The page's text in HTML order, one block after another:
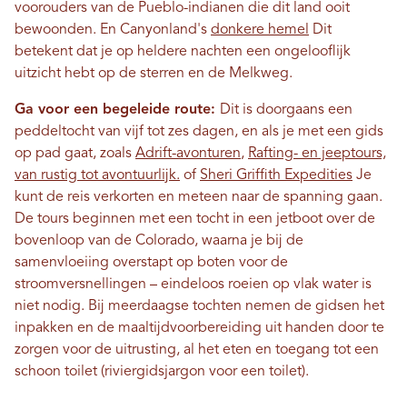
voorouders van de Pueblo-indianen die dit land ooit
bewoonden. En Canyonland's donkere hemel Dit
betekent dat je op heldere nachten een ongelooflijk
uitzicht hebt op de sterren en de Melkweg.
Ga voor een begeleide route: Dit is doorgaans een
peddeltocht van vijf tot zes dagen, en als je met een gids
op pad gaat, zoals Adrift-avonturen, Rafting- en jeeptours,
van rustig tot avontuurlijk. of Sheri Griffith Expedities Je
kunt de reis verkorten en meteen naar de spanning gaan.
De tours beginnen met een tocht in een jetboot over de
bovenloop van de Colorado, waarna je bij de
samenvloeiing overstapt op boten voor de
stroomversnellingen – eindeloos roeien op vlak water is
niet nodig. Bij meerdaagse tochten nemen de gidsen het
inpakken en de maaltijdvoorbereiding uit handen door te
zorgen voor de uitrusting, al het eten en toegang tot een
schoon toilet (riviergidsjargon voor een toilet).